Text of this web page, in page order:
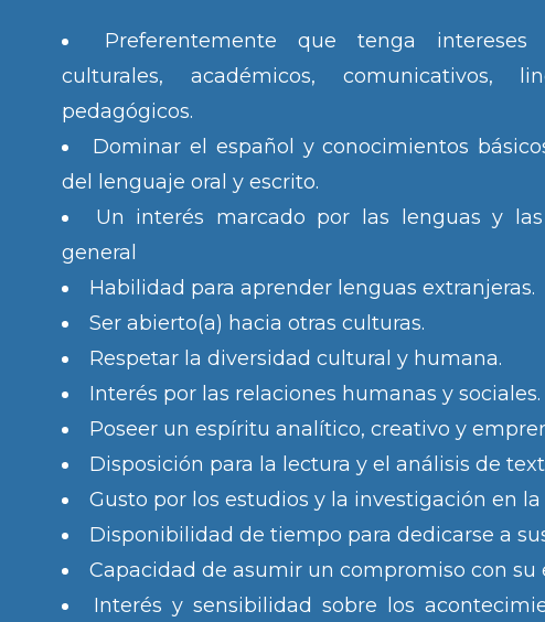
Preferentemente que tenga intereses
culturales, académicos, comunicativos,
pedagógicos.
Dominar el español y conocimientos
del lenguaje oral y escrito.
Un interés marcado por las lenguas y
general
Habilidad para aprender lenguas extranjeras.
Ser abierto(a) hacia otras culturas.
Respetar la diversidad cultural y humana.
Interés por las relaciones humanas y sociales.
Poseer un espíritu analítico, creativo y
Disposición para la lectura y el análisis de
Gusto por los estudios y la investigación en
Disponibilidad de tiempo para dedicarse a
Capacidad de asumir un compromiso con su
Interés y sensibilidad sobre los